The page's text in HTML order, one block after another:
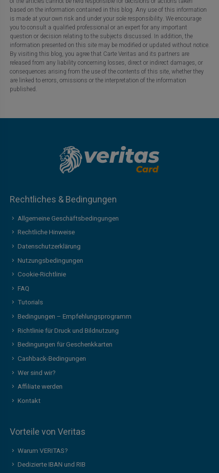
based on the information contained in this blog. Any use of this information
is made at your own risk and under your sole responsibility. We encourage
you to consult a qualified professional or an expert for any important
question or decision relating to the subjects discussed. In addition, the
information presented on this site may be modified or updated without notice.
By visiting this blog, you agree that Carte Veritas and its partners are
released from any liability concerning losses, direct or indirect damages, or
consequences arising from the use of the contents of this site, whether they
are linked to errors, omissions or the interpretation of the information
published.
Rechtliches & Bedingungen
Allgemeine Geschäftsbedingungen
Rechtliche Hinweise
Datenschutzerklärung
Nutzungsbedingungen
Cookie-Richtlinie
FAQ
Tutorials
Bedingungen – Empfehlungsprogramm
Richtlinie für Druck und Bildnutzung
Bedingungen für Geschenkkarten
Cashback-Bedingungen
Wer sind wir?
Affiliate werden
Kontakt
Vorteile von Veritas
Warum VERITAS?
Dedizierte IBAN und RIB